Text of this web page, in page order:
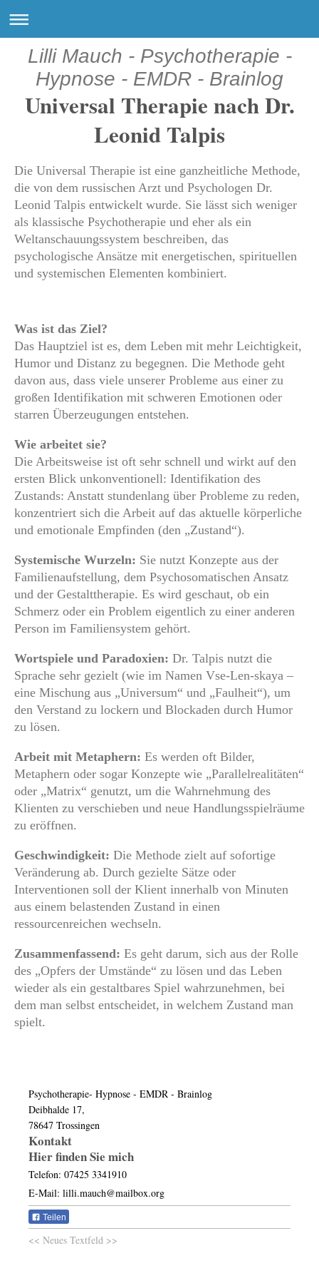
Lilli Mauch - Psychotherapie -
Hypnose - EMDR - Brainlog
Universal Therapie nach Dr.
Leonid Talpis
Die Universal Therapie ist eine ganzheitliche Methode,
die von dem russischen Arzt und Psychologen Dr.
Leonid Talpis entwickelt wurde. Sie lässt sich weniger
als klassische Psychotherapie und eher als ein
Weltanschauungssystem beschreiben, das
psychologische Ansätze mit energetischen, spirituellen
und systemischen Elementen kombiniert.
Was ist das Ziel?
Das Hauptziel ist es, dem Leben mit mehr Leichtigkeit,
Humor und Distanz zu begegnen. Die Methode geht
davon aus, dass viele unserer Probleme aus einer zu
großen Identifikation mit schweren Emotionen oder
starren Überzeugungen entstehen.
Wie arbeitet sie?
Die Arbeitsweise ist oft sehr schnell und wirkt auf den
ersten Blick unkonventionell: Identifikation des
Zustands: Anstatt stundenlang über Probleme zu reden,
konzentriert sich die Arbeit auf das aktuelle körperliche
und emotionale Empfinden (den „Zustand“).
Systemische Wurzeln: Sie nutzt Konzepte aus der
Familienaufstellung, dem Psychosomatischen Ansatz
und der Gestalttherapie. Es wird geschaut, ob ein
Schmerz oder ein Problem eigentlich zu einer anderen
Person im Familiensystem gehört.
Wortspiele und Paradoxien: Dr. Talpis nutzt die
Sprache sehr gezielt (wie im Namen Vse-Len-skaya –
eine Mischung aus „Universum“ und „Faulheit“), um
den Verstand zu lockern und Blockaden durch Humor
zu lösen.
Arbeit mit Metaphern: Es werden oft Bilder,
Metaphern oder sogar Konzepte wie „Parallelrealitäten“
oder „Matrix“ genutzt, um die Wahrnehmung des
Klienten zu verschieben und neue Handlungsspielräume
zu eröffnen.
Geschwindigkeit: Die Methode zielt auf sofortige
Veränderung ab. Durch gezielte Sätze oder
Interventionen soll der Klient innerhalb von Minuten
aus einem belastenden Zustand in einen
ressourcenreichen wechseln.
Zusammenfassend: Es geht darum, sich aus der Rolle
des „Opfers der Umstände“ zu lösen und das Leben
wieder als ein gestaltbares Spiel wahrzunehmen, bei
dem man selbst entscheidet, in welchem Zustand man
spielt.
Psychotherapie- Hypnose - EMDR - Brainlog
Deibhalde 17,
78647 Trossingen
Kontakt
Hier finden Sie mich
Telefon: 07425 3341910
E-Mail: lilli.mauch@mailbox.org
Teilen
<< Neues Textfeld >>